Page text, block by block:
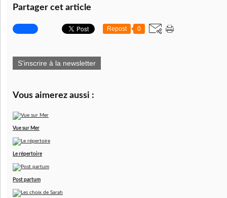
Partager cet article
Repost 0
S'inscrire à la newsletter
Vous aimerez aussi :
Vue sur Mer
Le répertoire
Post partum